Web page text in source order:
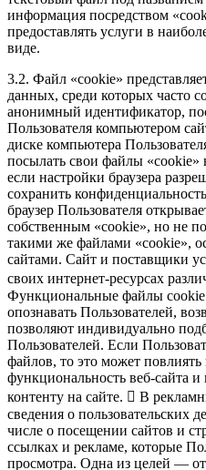
информация посредством
предоставлять услуги в
виде.
3.2. Файл «cookie»
данных, среди которых часто
анонимный идентификатор,
Пользователя компьютером
диске компьютера
посылать свои файлы «cookie»
если настройки браузера
сохранить
браузер Пользователя
собственным «cookie», но не
такими же файлами «cookie»,
сайтами. Сайт и поставщики
своих интернет-ресурсах
Функциональные файлы cookie
опознавать Пользователей,
позволяют индивидуально
Пользователей. Если
файлов, то это может повлиять
функциональность веб-сайта
контенту на сайте.  В
сведения о пользовательских
числе о посещении сайтов и
ссылках и рекламе, которые
просмотра. Одна из целей —